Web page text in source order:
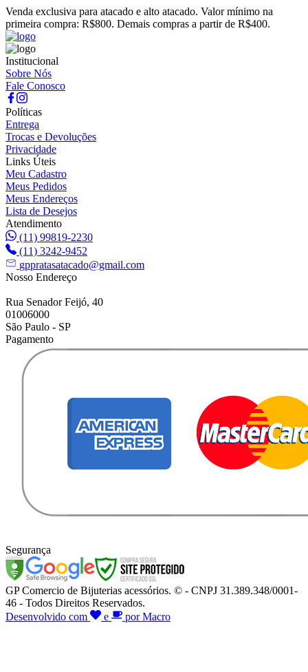
Venda exclusiva para atacado e alto atacado. Valor mínimo na
primeira compra: R$800. Demais compras a partir de R$400.
Institucional
Sobre Nós
Fale Conosco
Políticas
Entrega
Trocas e Devoluções
Privacidade
Links Úteis
Meu Cadastro
Meus Pedidos
Meus Endereços
Lista de Desejos
Atendimento
(11) 99819-2230
(11) 3242-9452
gppratasatacado@gmail.com
Nosso Endereço
Rua Senador Feijó, 40
01006000
São Paulo - SP
Pagamento
Segurança
GP Comercio de Bijuterias acessórios. © - CNPJ 31.389.348/0001-
46 - Todos Direitos Reservados.
Desenvolvido com
e por Macro